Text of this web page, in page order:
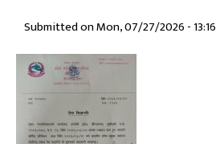
बहादुर
कर्णाली
प्रदेशको
मुख्यमन्त्री
पदमा
नियुक्त
Submitted onMon, 07/27/2026 - 13:16